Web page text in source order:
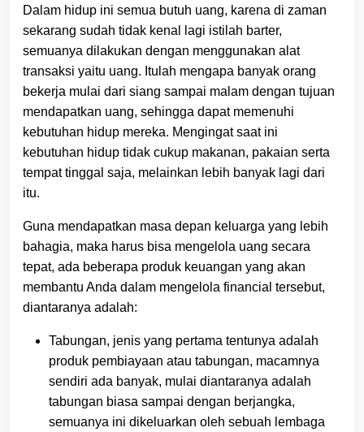
Dalam hidup ini semua butuh uang, karena di zaman
sekarang sudah tidak kenal lagi istilah barter,
semuanya dilakukan dengan menggunakan alat
transaksi yaitu uang. Itulah mengapa banyak orang
bekerja mulai dari siang sampai malam dengan tujuan
mendapatkan uang, sehingga dapat memenuhi
kebutuhan hidup mereka. Mengingat saat ini
kebutuhan hidup tidak cukup makanan, pakaian serta
tempat tinggal saja, melainkan lebih banyak lagi dari
itu.
Guna mendapatkan masa depan keluarga yang lebih
bahagia, maka harus bisa mengelola uang secara
tepat, ada beberapa produk keuangan yang akan
membantu Anda dalam mengelola financial tersebut,
diantaranya adalah:
Tabungan, jenis yang pertama tentunya adalah
produk pembiayaan atau tabungan, macamnya
sendiri ada banyak, mulai diantaranya adalah
tabungan biasa sampai dengan berjangka,
semuanya ini dikeluarkan oleh sebuah lembaga